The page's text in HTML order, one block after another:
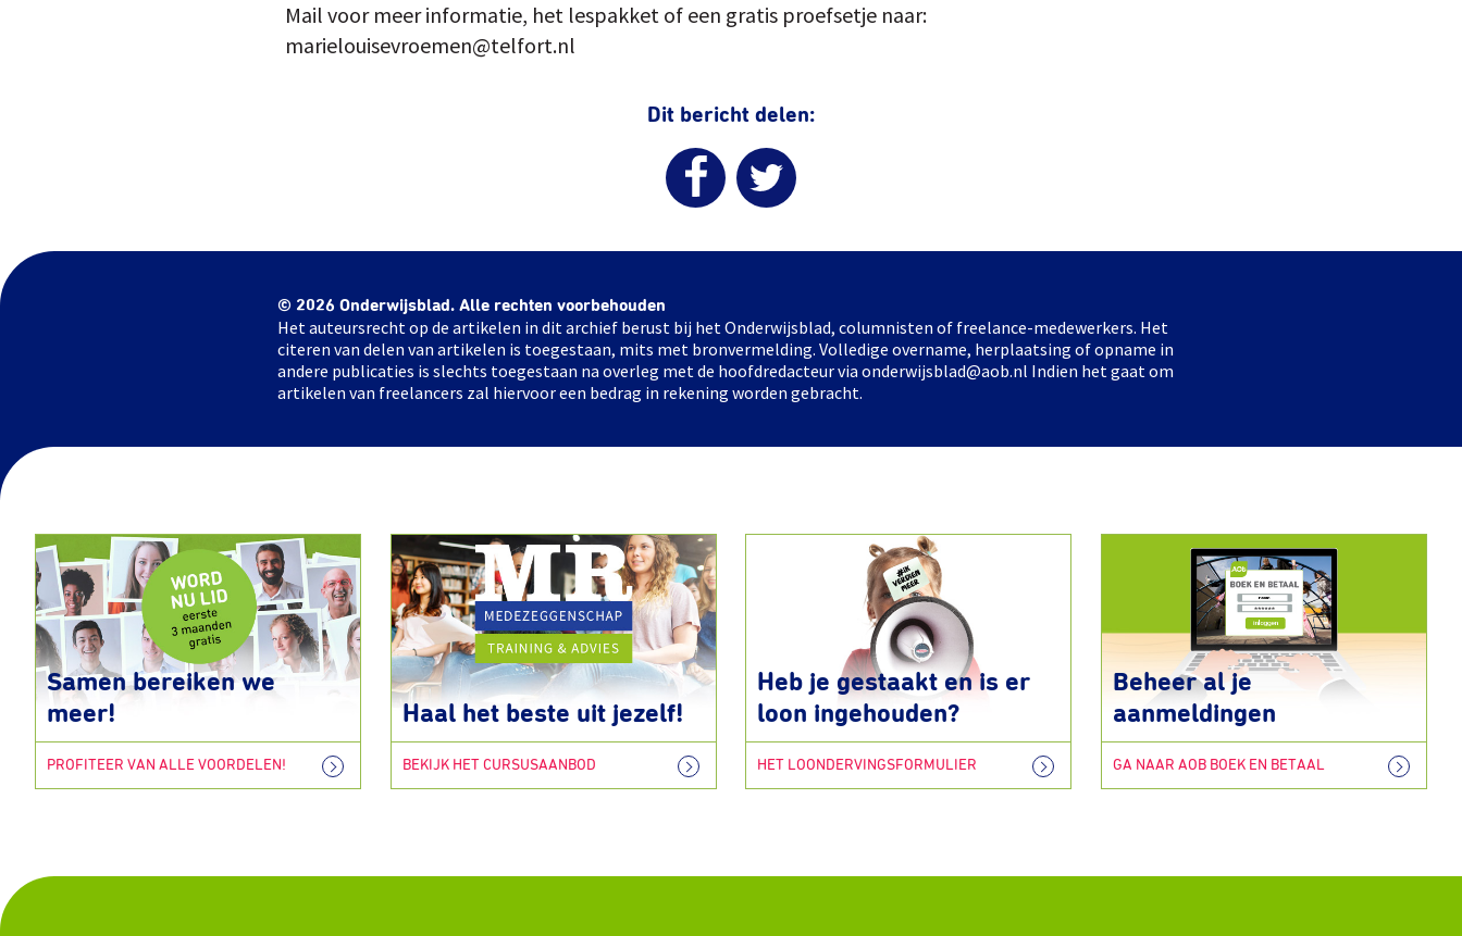
Mail voor meer informatie, het lespakket of een gratis proefsetje naar:
marielouisevroemen@telfort.nl
Dit bericht delen:
© 2026 Onderwijsblad. Alle rechten voorbehouden
Het auteursrecht op de artikelen in dit archief berust bij het Onderwijsblad, columnisten of freelance-medewerkers. Het
citeren van delen van artikelen is toegestaan, mits met bronvermelding. Volledige overname, herplaatsing of opname in
andere publicaties is slechts toegestaan na overleg met de hoofdredacteur via onderwijsblad@aob.nl Indien het gaat om
artikelen van freelancers zal hiervoor een bedrag in rekening worden gebracht.
Samen bereiken we
meer!
PROFITEER VAN ALLE VOORDELEN!
Haal het beste uit jezelf!
BEKIJK HET CURSUSAANBOD
Heb je gestaakt en is er
loon ingehouden?
HET LOONDERVINGSFORMULIER
Beheer al je
aanmeldingen
GA NAAR AOB BOEK EN BETAAL